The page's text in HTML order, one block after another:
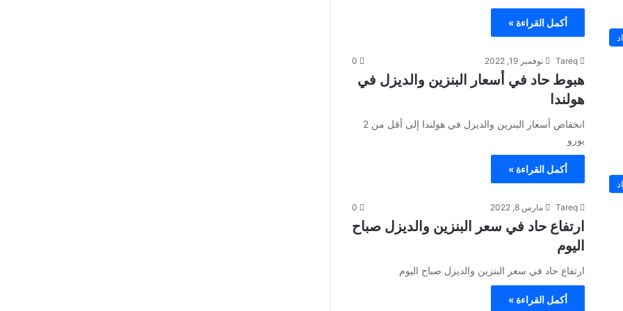
أكمل القراءة »
Tareq نوفمبر 19, 2022 0
هبوط حاد في أسعار البنزين والديزل في
هولندا
انخفاض أسعار البنزين والديزل في هولندا إلى أقل من 2
يورو
أكمل القراءة »
Tareq مارس 8, 2022 0
ارتفاع حاد في سعر البنزين والديزل صباح
اليوم
ارتفاع حاد في سعر البنزين والديزل صباح اليوم
أكمل القراءة »